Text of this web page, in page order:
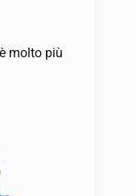
molto più